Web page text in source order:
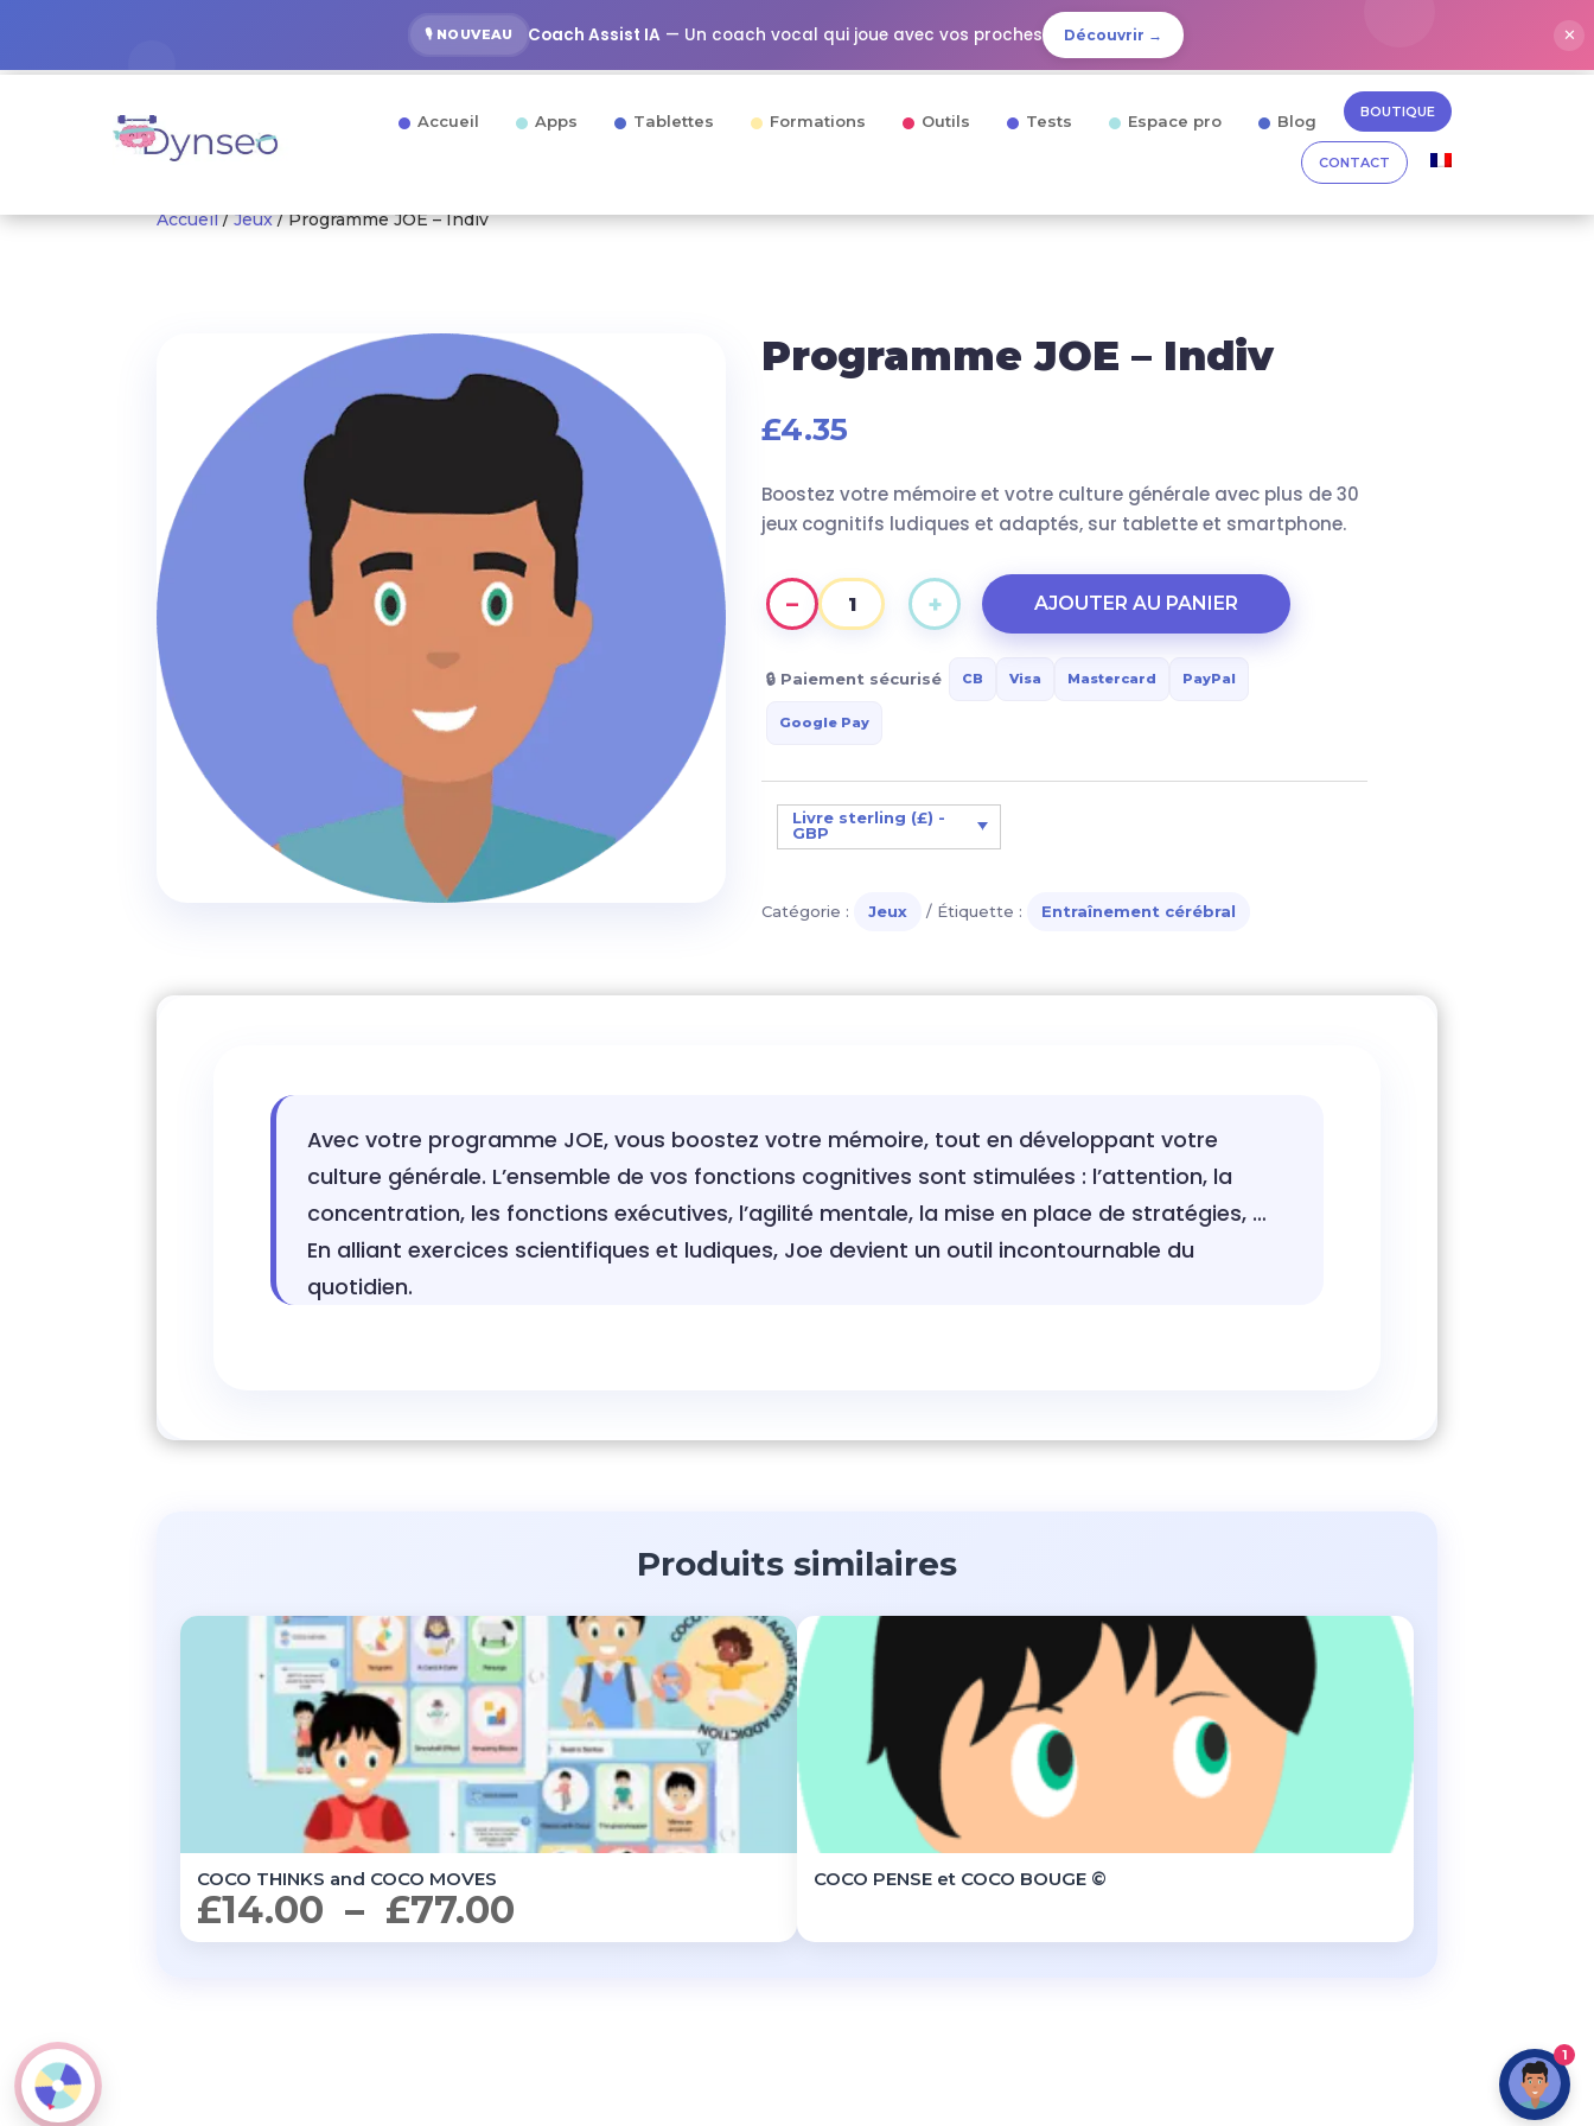
🎙️ NOUVEAU Coach Assist IA— Un coach vocal qui joue avec vos proches Découvrir → ✕
Accueil Apps Tablettes Formations Outils Tests Espace pro Blog BOUTIQUE
CONTACT
Accueil/Jeux/ Programme JOE – Indiv
Programme JOE – Indiv
£4.35
Boostez votre mémoire et votre culture générale avec plus de 30
jeux cognitifs ludiques et adaptés, sur tablette et smartphone.
−
quantité
Programme
+ AJOUTER AU PANIER
🔒 Paiement sécurisé CB Visa Mastercard PayPal
Google Pay
Livre sterling (£) -
GBP
Catégorie : Jeux Étiquette : Entraînement cérébral
Avec votre programme JOE, vous boostez votre mémoire, tout en développant votre
culture générale. L’ensemble de vos fonctions cognitives sont stimulées : l’attention, la
concentration, les fonctions exécutives, l’agilité mentale, la mise en place de stratégies, …
En alliant exercices scientifiques et ludiques, Joe devient un outil incontournable du
quotidien.
Produits similaires
COCO THINKS and COCO MOVES
£14.00 – £77.00
de
COCO PENSE et COCO BOUGE ©
1